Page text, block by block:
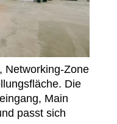
Networking-Zone
Die
Main
passt sich